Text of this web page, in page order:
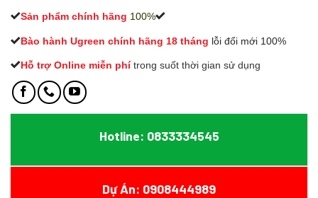
Sản phẩm chính hãng 100%
Bào hành Ugreen chính hãng 18 tháng lỗi đổi mới 100%
Hỗ trợ Online miễn phí trong suốt thời gian sử dụng
Hotline: 0833334545
Dự Án: 0908444989